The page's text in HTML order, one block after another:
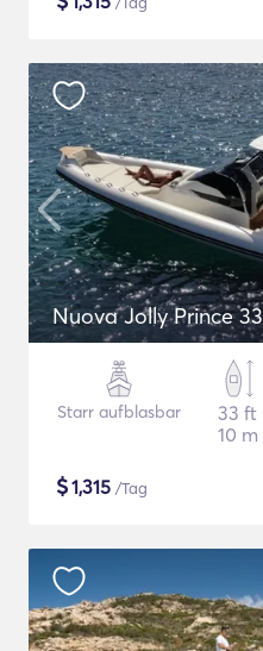
Nuova Jolly Prince 33
Starr aufblasbar
33 ft
10 m
$1,315 /Tag